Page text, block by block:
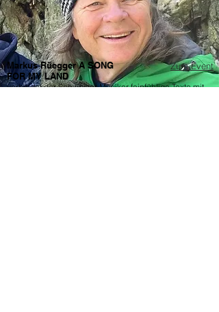
Markus Rüegger A SONG
FOR MY LAND
verbindet der Schweizer Musiker feinfühlige Texte mit
Zum Event